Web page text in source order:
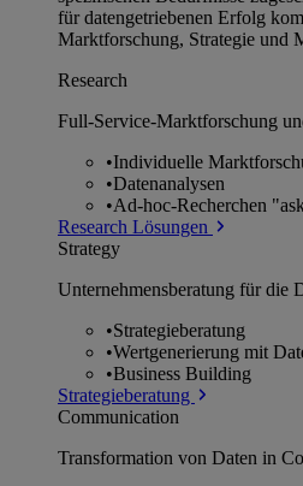
für datengetriebenen Erfolg
Marktforschung, Strategie und
Research
Full-Service-Marktforschung
•Individuelle
•Datenanalysen
•Ad-hoc-Recherchen
Research Lösungen
Strategy
Unternehmens­beratung für die
•Strategieberatung
•Wertgenerierung mit
•Business Building
Strategieberatung
Communication
Transformation von Daten in